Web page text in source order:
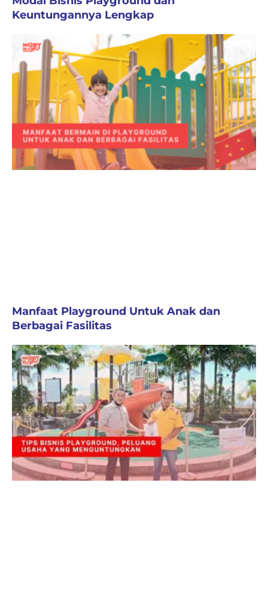
Keuntungannya Lengkap
Manfaat Playground Untuk Anak dan
Berbagai Fasilitas